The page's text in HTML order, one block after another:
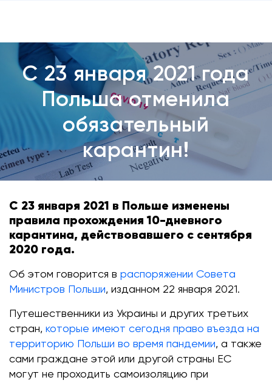
С 23 января 2021 года
Польша отменила
обязательный
карантин!
С 23 января 2021 в Польше изменены
правила прохождения 10-дневного
карантина, действовавшего с сентября
2020 года.
Об этом говорится в распоряжении Совета
Министров Польши, изданном 22 января 2021.
Путешественники из Украины и других третьих
стран, которые имеют сегодня право въезда на
территорию Польши во время пандемии, а также
сами граждане этой или другой страны ЕС
могут не проходить самоизоляцию при